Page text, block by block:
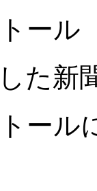
ール
た新
ール